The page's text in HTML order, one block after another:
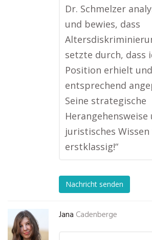
Dr. Schmelzer
und bewies, dass
setzte durch, dass
Position erhielt
entsprechend
Seine strategische
Herangehensweise
juristisches
erstklassig!“
Nachricht senden
Jana Cadenberge